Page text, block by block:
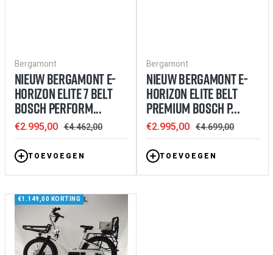
Bergamont
NIEUW BERGAMONT E-
HORIZON ELITE 7 BELT
BOSCH PERFORM...
Sale
price
€2.995,00 Regular
price
€4.462,00
TOEVOEGEN
Bergamont
NIEUW BERGAMONT E-
HORIZON ELITE BELT
PREMIUM BOSCH P...
Sale
price
€2.995,00 Regular
price
€4.699,00
TOEVOEGEN
€1.149,00 KORTING